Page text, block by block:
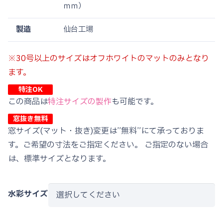
ｍｍ）
製造 仙台工場
※30号以上のサイズはオフホワイトのマットのみとなり
ます。
特注OK
この商品は特注サイズの製作も可能です。
窓抜き無料
窓サイズ(マット・抜き)変更は”無料”にて承っておりま
す。ご希望の寸法をご指定ください。 ご指定のない場合
は、標準サイズとなります。
水彩サイズ